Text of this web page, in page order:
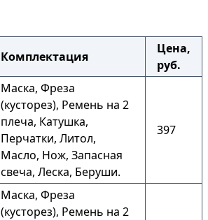
Комплектация
Цена,
руб.
Маска, Фреза
(кусторез), Ремень на 2
плеча, Катушка,
Перчатки, Литол,
Масло, Нож, Запасная
свеча, Леска, Беруши.
397
Маска, Фреза
(кусторез), Ремень на 2